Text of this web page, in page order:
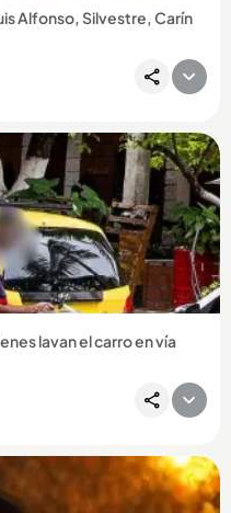
Alfonso, Silvestre, Carín
parches donde le suenan
ser el evento que más
lavan el carro en vía
de lavado